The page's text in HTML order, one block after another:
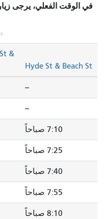
في الوقت الفعلي، يرجى
Hyde St & Beach St
&
--
--
7:10 صباحاً
7:25 صباحاً
7:40 صباحاً
7:55 صباحاً
8:10 صباحاً